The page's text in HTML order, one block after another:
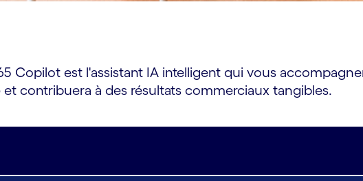
Copilot est l'assistant IA intelligent qui vous
contribuera à des résultats commerciaux tangibles.